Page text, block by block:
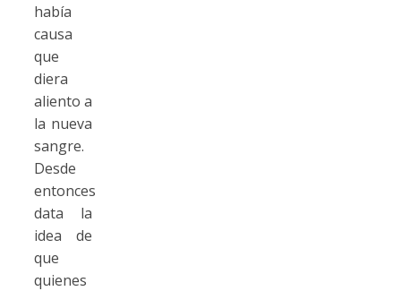
había
causa
que
diera
aliento a
la nueva
sangre.
Desde
entonces
data la
idea de
que
quienes